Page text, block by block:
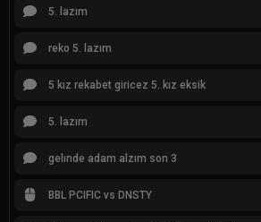
5. lazım
reko 5. lazım
5 kız rekabet giricez 5. kız eksik
5. lazım
gelınde adam alzım son 3
BBL PCIFIC vs DNSTY